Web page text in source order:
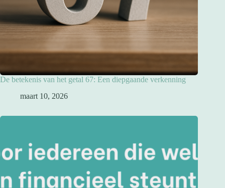
De betekenis van het getal 67: Een diepgaande verkenning
maart 10, 2026